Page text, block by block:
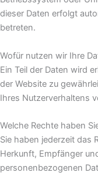
dieser Daten erfolgt
betreten.
Wofür nutzen wir Ihre
Ein Teil der Daten wird
der Website zu
Ihres Nutzerverhaltens
Welche Rechte haben
Sie haben jederzeit das
Herkunft, Empfänger
personenbezogenen